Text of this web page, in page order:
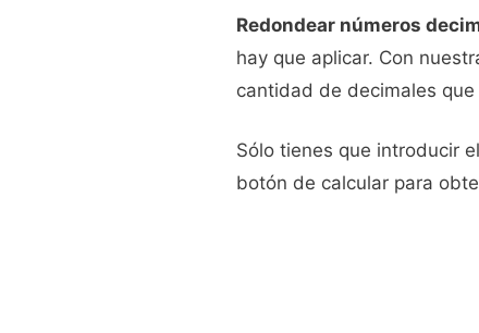
Redondear números
hay que aplicar. Con
cantidad de decimales que
Sólo tienes que introducir el
botón de calcular para